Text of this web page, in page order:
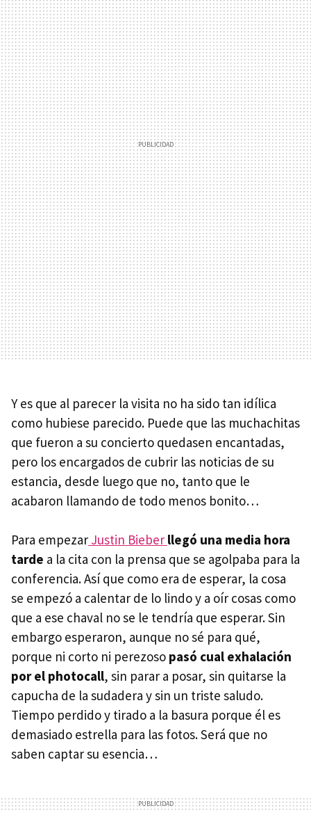
Y es que al parecer la visita no ha sido tan idílica
como hubiese parecido. Puede que las muchachitas
que fueron a su concierto quedasen encantadas,
pero los encargados de cubrir las noticias de su
estancia, desde luego que no, tanto que le
acabaron llamando de todo menos bonito…
Para empezar Justin Bieber llegó una media hora
tarde a la cita con la prensa que se agolpaba para la
conferencia. Así que como era de esperar, la cosa
se empezó a calentar de lo lindo y a oír cosas como
que a ese chaval no se le tendría que esperar. Sin
embargo esperaron, aunque no sé para qué,
porque ni corto ni perezoso pasó cual exhalación
por el photocall, sin parar a posar, sin quitarse la
capucha de la sudadera y sin un triste saludo.
Tiempo perdido y tirado a la basura porque él es
demasiado estrella para las fotos. Será que no
saben captar su esencia…